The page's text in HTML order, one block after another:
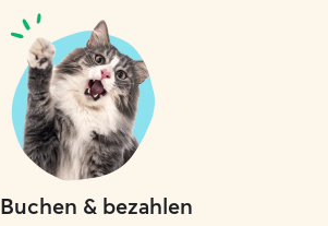
Buchen & bezahlen